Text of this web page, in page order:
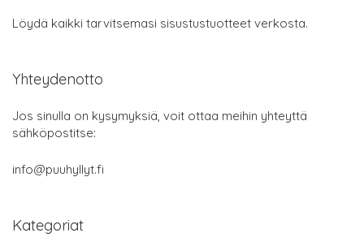
Löydä kaikki tarvitsemasi sisustustuotteet verkosta.
Yhteydenotto
Jos sinulla on kysymyksiä, voit ottaa meihin yhteyttä
sähköpostitse:
info@puuhyllyt.fi
Kategoriat